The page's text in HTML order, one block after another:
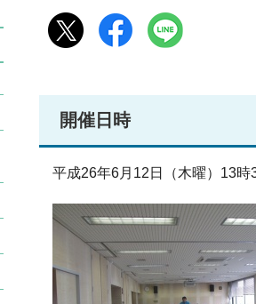
開催日時
平成26年6月12日（木曜）13時